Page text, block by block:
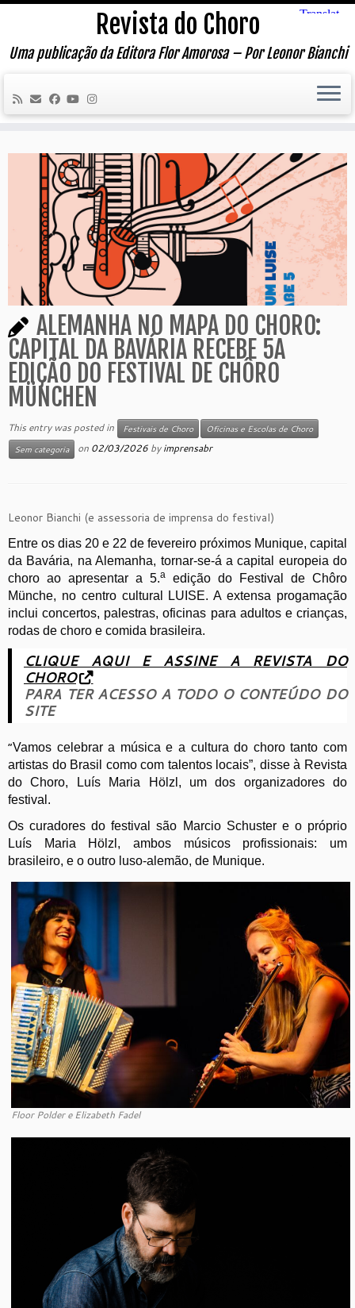
Skip
content
Revista do Choro
Uma publicação da Editora Flor Amorosa – Por Leonor Bianchi
ALEMANHA NO MAPA DO CHORO:
CAPITAL DA BAVÁRIA RECEBE 5A
EDIÇÃO DO FESTIVAL DE CHÔRO
MÜNCHEN
This entry was posted in Festivais de Choro
Oficinas e Escolas de Choro
Sem categoria
on 02/03/2026 byimprensabr
Leonor Bianchi (e assessoria de imprensa do festival)
Entre os dias 20 e 22 de fevereiro próximos Munique, capital
da Bavária, na Alemanha, tornar-se-á a capital europeia do
choro ao apresentar a 5.a
edição do Festival de Chôro
Münche, no centro cultural LUISE. A extensa progamação
inclui concertos, palestras, oficinas para adultos e crianças,
rodas de choro e comida brasileira.
CLIQUE AQUI E ASSINE A REVISTA DO
CHORO
PARA TER ACESSO A TODO O CONTEÚDO DO
SITE
“Vamos celebrar a música e a cultura do choro tanto com
artistas do Brasil como com talentos locais”, disse à Revista
do Choro, Luís Maria Hölzl, um dos organizadores do
festival.
Os curadores do festival são Marcio Schuster e o próprio
Luís Maria Hölzl, ambos músicos profissionais: um
brasileiro, e o outro luso-alemão, de Munique.
Floor Polder e Elizabeth Fadel